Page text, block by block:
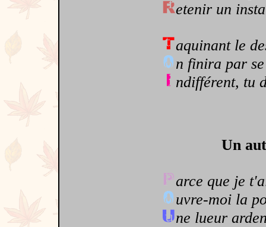
etenir un
aquinant le
n finira par
ndifférent, tu
Un
arce que je
uvre-moi la
ne lueur